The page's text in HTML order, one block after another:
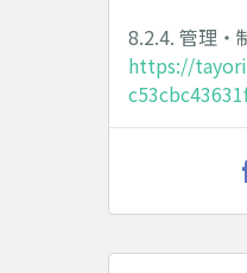
8.2.4. 管理・
https://